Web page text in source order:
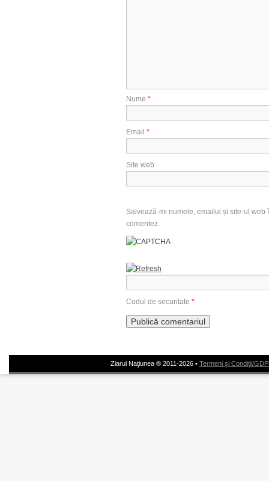
Nume *
Email *
Site web
Salvează-mi numele, emailul și site-ul
comentez.
Codul de securitate *
Ziarul Naţiunea ® 2011-2026 • Termeni şi Condiţii/